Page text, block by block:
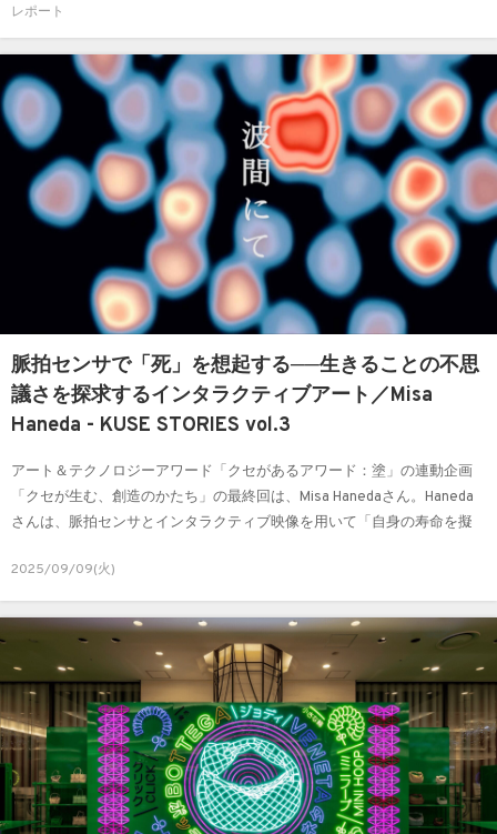
レポート
脈拍センサで「死」を想起する──生きることの不思
議さを探求するインタラクティブアート／Misa
Haneda - KUSE STORIES vol.3
アート＆テクノロジーアワード「クセがあるアワード：塗」の連動企画
「クセが生む、創造のかたち」の最終回は、Misa Hanedaさん。Haneda
さんは、脈拍センサとインタラクティブ映像を用いて「自身の寿命を擬
然科学の知見にも触発されながら、地球に生きている感覚を探求する彼
女に、今回、死をテーマにした作品に込められた思いや、生命への探求
についてお話を伺いました。
2025/09/09(火)